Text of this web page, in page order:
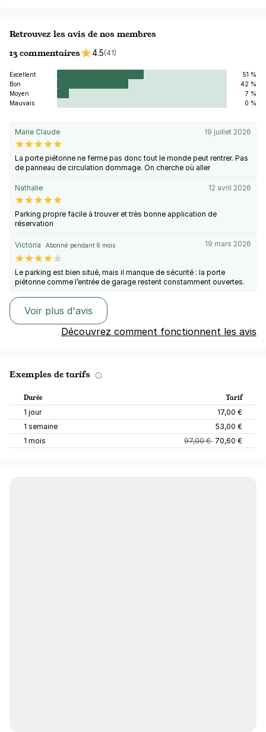
Retrouvez les avis de nos membres
13 commentaires
4.5(41)
Excellent
51 %
Bon
42 %
Moyen
7 %
Mauvais
0 %
Marie Claude 19 juillet 2026
La porte piétonne ne ferme pas donc tout le monde peut rentrer. Pas
de panneau de circulation dommage. On cherche où aller
Nathalie 12 avril 2026
Parking propre facile à trouver et très bonne application de
réservation
Victoria Abonné pendant 6 mois 19 mars 2026
Le parking est bien situé, mais il manque de sécurité : la porte
piétonne comme l’entrée de garage restent constamment ouvertes.
Voir plus d'avis
Découvrez comment fonctionnent les avis
Exemples de tarifs
Durée Tarif
1 jour
17,00 €
1 semaine
53,00 €
1 mois
97,00 € 70,60 €